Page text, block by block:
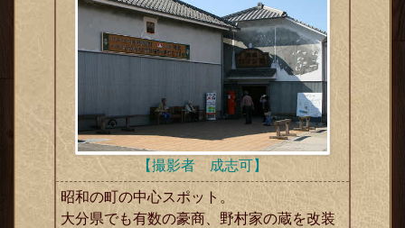
【撮影者 成志可】
昭和の町の中心スポット。
大分県でも有数の豪商、野村家の蔵を改装